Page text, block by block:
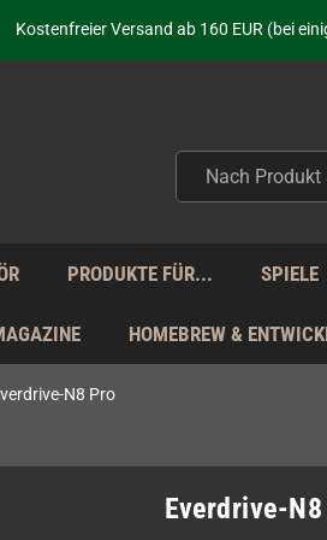
Kostenfreier Versand ab 160 EUR (bei
Seit über 20 Jahren Deine Anlaufstelle
Täglicher Versand Mo - Fr aus
PRODUKTE FÜR... SPIELE
HOMEBREW &
N8 Pro
Everdrive-